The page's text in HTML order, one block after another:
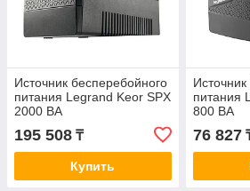
Источник бесперебойного
питания Legrand Keor SPX
2000 ВА
195 508 ₸
Купить
питания
800 ВА
76 827